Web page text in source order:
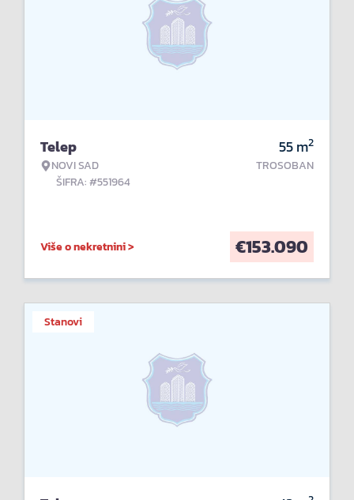
Telep
NOVI SAD
ŠIFRA: #551964
55m2
TROSOBAN
Više o nekretnini > €153.090
Stanovi